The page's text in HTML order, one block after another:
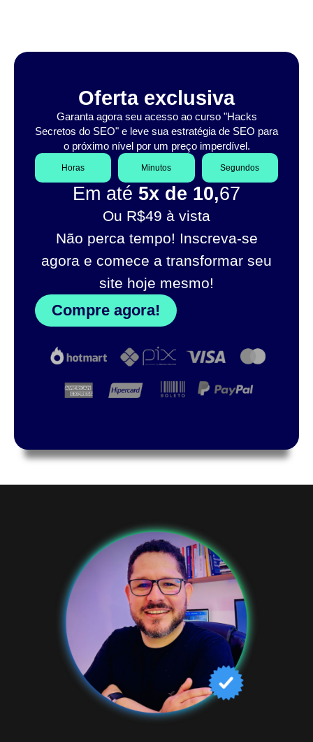
Oferta exclusiva
Garanta agora seu acesso ao curso "Hacks
Secretos do SEO" e leve sua estratégia de SEO para
o próximo nível por um preço imperdível.
Horas Minutos Segundos
Em até 5x de 10,67
Ou R$49 à vista
Não perca tempo! Inscreva-se
agora e comece a transformar seu
site hoje mesmo!
Compre agora!